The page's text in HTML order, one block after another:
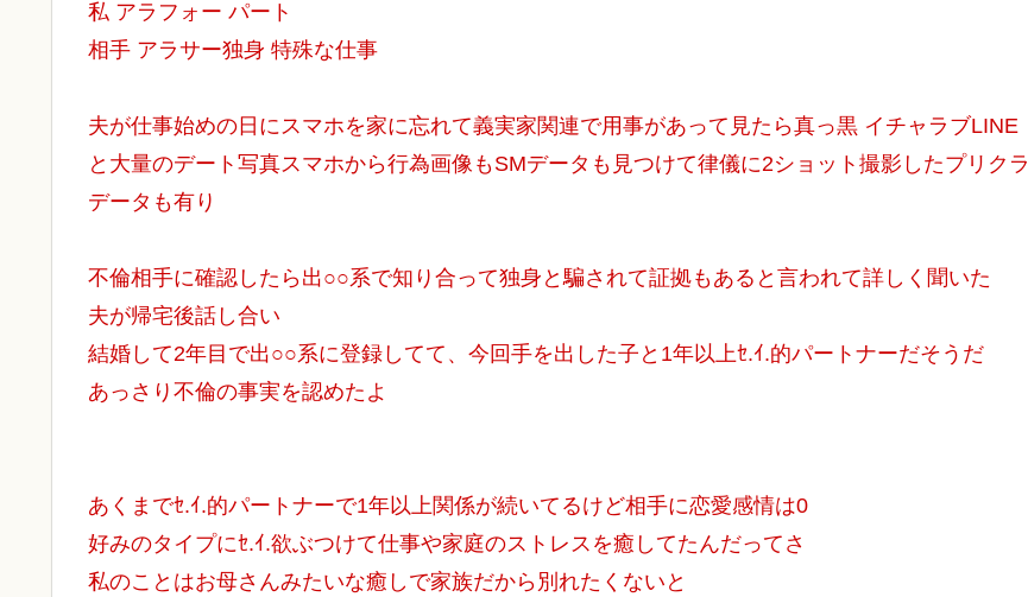
私 アラフォー パート
相手 アラサー独身 特殊な仕事
夫が仕事始めの日にスマホを家に忘れて義実家関連で用事があって見たら真っ黒 イチャラブLINE
と大量のデート写真スマホから行為画像もSMデータも見つけて律儀に2ショット撮影したプリクラ
データも有り
不倫相手に確認したら出○○系で知り合って独身と騙されて証拠もあると言われて詳しく聞いた
夫が帰宅後話し合い
結婚して2年目で出○○系に登録してて、今回手を出した子と1年以上ｾ.ｲ.的パートナーだそうだ
あっさり不倫の事実を認めたよ
あくまでｾ.ｲ.的パートナーで1年以上関係が続いてるけど相手に恋愛感情は0
好みのタイプにｾ.ｲ.欲ぶつけて仕事や家庭のストレスを癒してたんだってさ
私のことはお母さんみたいな癒しで家族だから別れたくないと